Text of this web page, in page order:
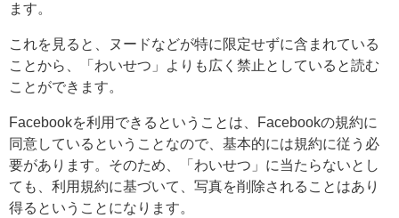
ます。
これを見ると、ヌードなどが特に限定せずに含まれている
ことから、「わいせつ」よりも広く禁止としていると読む
ことができます。
Facebookを利用できるということは、Facebookの規約に
同意しているということなので、基本的には規約に従う必
要があります。そのため、「わいせつ」に当たらないとし
ても、利用規約に基づいて、写真を削除されることはあり
得るということになります。